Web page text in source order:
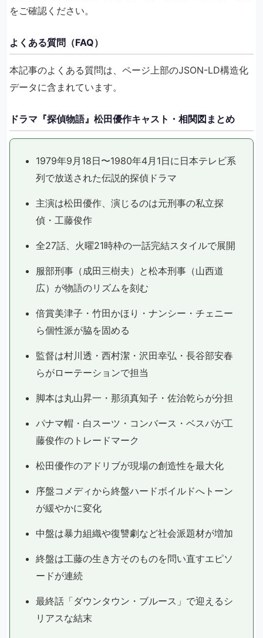
をご確認ください。
よくある質問（FAQ）
本記事のよくある質問は、ページ上部のJSON-LD構造化
データに含まれています。
ドラマ『探偵物語』松田優作キャスト・相関図まとめ
1979年9月18日〜1980年4月1日に日本テレビ系
列で放送された伝説的探偵ドラマ
主演は松田優作、演じるのは元刑事の私立探
偵・工藤俊作
全27話、火曜21時枠の一話完結スタイルで展開
服部刑事（成田三樹夫）と松本刑事（山西道
広）が物語のリズムを刻む
倍賞美津子・竹田かほり・ナンシー・チェニー
ら個性派が脇を固める
監督は村川透・西村潔・沢田幸弘・長谷部安春
らがローテーションで担当
脚本は丸山昇一・那須真知子・佐治乾らが分担
パナマ帽・白スーツ・コンバース・ベスパが工
藤俊作のトレードマーク
松田優作のアドリブが現場の創造性を最大化
序盤コメディから終盤ハードボイルドへトーン
が緩やかに変化
中盤は暴力組織や復讐劇など社会派題材が増加
終盤は工藤の生き方そのものを問い直すエピソ
ードが連続
最終話「ダウンタウン・ブルース」で迎えるシ
リアスな結末